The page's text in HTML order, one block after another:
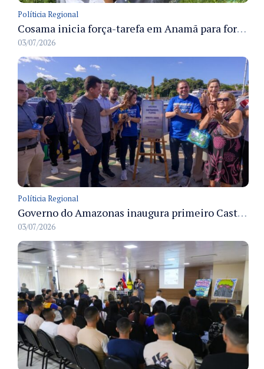
Políticia Regional
Cosama inicia força-tarefa em Anamã para fortalecer abastecimento de água e segurança hídrica da população
03/07/2026
Políticia Regional
Governo do Amazonas inaugura primeiro Castramóvel Fluvial para atendimento veterinário às comunidades ribeirinhas e castração gratuita
03/07/2026